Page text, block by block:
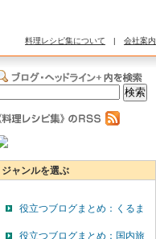
料理レシピ集について | 会社案内
ジャンルを選ぶ
役立つブログまとめ：くるま
役立つブログまとめ：国内旅